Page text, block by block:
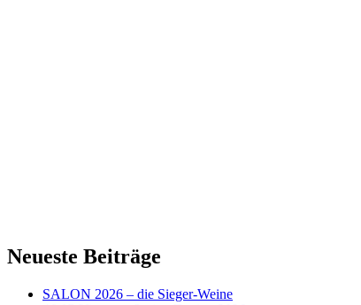
Neueste Beiträge
SALON 2026 – die Sieger-Weine